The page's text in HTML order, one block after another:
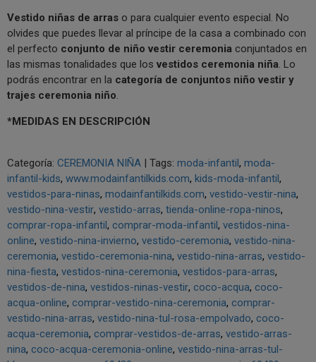
Vestido niñas de arras o para cualquier evento especial. No
olvides que puedes llevar al príncipe de la casa a combinado con
el perfecto conjunto de niño vestir ceremonia conjuntados en
las mismas tonalidades que los vestidos ceremonia niña. Lo
podrás encontrar en la categoría de conjuntos niño vestir y
trajes ceremonia niño.
*MEDIDAS EN DESCRIPCIÓN
Categoría: CEREMONIA NIÑA | Tags: moda-infantil moda-
infantil-kids www.modainfantilkids.com kids-moda-infantil
vestidos-para-ninas modainfantilkids.com vestido-vestir-nina
vestido-nina-vestir vestido-arras tienda-online-ropa-ninos
comprar-ropa-infantil comprar-moda-infantil vestidos-nina-
online vestido-nina-invierno vestido-ceremonia vestido-nina-
ceremonia vestido-ceremonia-nina vestido-nina-arras vestido-
nina-fiesta vestidos-nina-ceremonia vestidos-para-arras
vestidos-de-nina vestidos-ninas-vestir coco-acqua coco-
acqua-online comprar-vestido-nina-ceremonia comprar-
vestido-nina-arras vestido-nina-tul-rosa-empolvado coco-
acqua-ceremonia comprar-vestidos-de-arras vestido-arras-
nina coco-acqua-ceremonia-online vestido-nina-arras-tul-